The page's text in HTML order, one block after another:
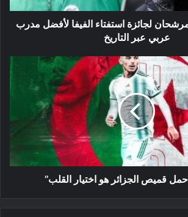
لجائزة استفتاء الفيفا لأفضل مدرب
عربي عبر التاريخ
حمل قميص الجزائر هو اختيار القلب’’